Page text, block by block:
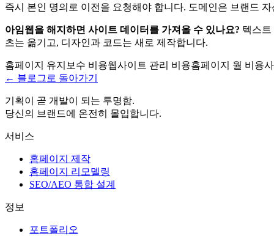
즉시 본인 명의로 이전을 요청해야 합니다. 도메인은 브랜드
아임웹을 해지하면 사이트 데이터를 가져올 수 있나요? 텍스
츠는 옮기고, 디자인과 코드는 새로 제작합니다.
홈페이지 유지보수 비용웹사이트 관리 비용홈페이지 월 비용
← 블로그로 돌아가기
기획이 곧 개발이 되는 투명함.
당신의 브랜드에 온전히 몰입합니다.
서비스
홈페이지 제작
홈페이지 리모델링
SEO/AEO 통합 설계
정보
포트폴리오